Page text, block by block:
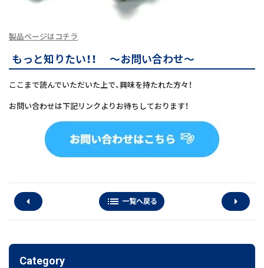
製品ページはコチラ
もっと知りたい！！ ～お問い合わせ～
ここまで読んでいただいた上で、興味を持たれた方々！
お問い合わせは下記リンクよりお待ちしております！
arrow_left list 一覧へ戻る arrow_right
Category